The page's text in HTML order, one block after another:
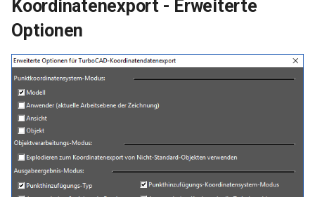
Koordinatenexport - Erweiterte
Optionen